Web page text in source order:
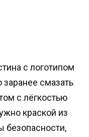
с логотипом
смазать
с лёгкостью
краской из
безопасности,